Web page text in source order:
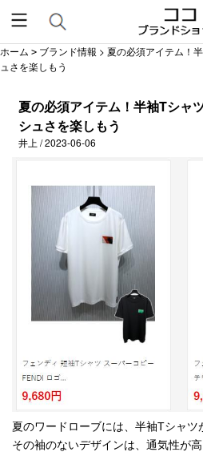
ホーム > ブランド情報 > 夏の必須アイテム！
ュさを楽しもう
夏の必須アイテム！半袖Tシャ
シュさを楽しもう
井上 / 2023-06-06
夏のワードローブには、半袖Tシャツ
その袖のないデザインは、通気性が